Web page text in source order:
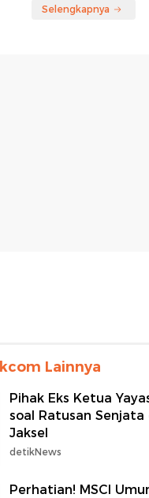
Selengkapnya
Lainnya
Pihak Eks Ketua
soal Ratusan Senjata
Jaksel
detikNews
Perhatian! MSCI